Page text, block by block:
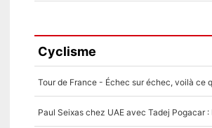
Cyclisme